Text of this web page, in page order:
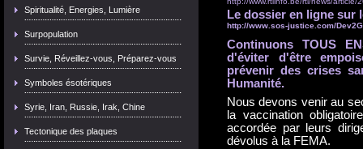
Spiritualité, Energies, Lumière
Surpopulation
Survie, Réveillez-vous, Préparez-vous
Symboles ésotériques
Syrie, Iran, Russie, Irak, Chine
Tectonique des plaques
Le dossier en ligne sur
http://www.sos-justice.com/
Continuons TOUS
d'éviter d'être
prévenir des crises
Humanité.
Nous devons venir au
la vaccination
accordée par leurs
dévolus à la FEMA.